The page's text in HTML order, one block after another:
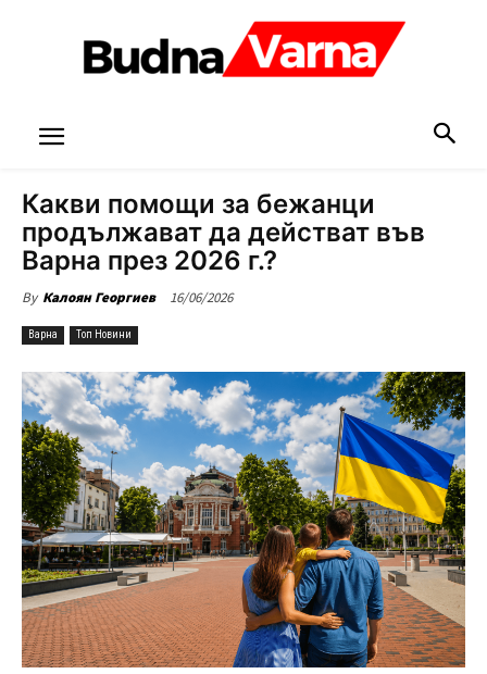
Какви помощи за бежанци
продължават да действат във
Варна през 2026 г.?
By Калоян Георгиев 16/06/2026
Варна Топ Новини